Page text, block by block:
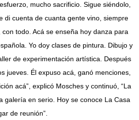
mucho sacrificio. Sigue siéndolo,
di cuenta de cuanta gente vino, siempre
todo. Acá se enseña hoy danza para
Yo doy clases de pintura. Dibujo y
de experimentación artística. Después
jueves. Él expuso acá, ganó menciones,
acá”, explicó Mosches y continuó, “La
galería en serio. Hoy se conoce La Casa
de reunión”.